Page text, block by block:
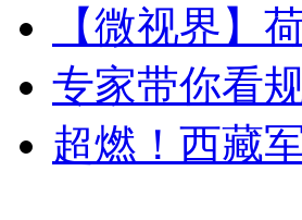
【微视界】
专家带你看
超燃！西藏